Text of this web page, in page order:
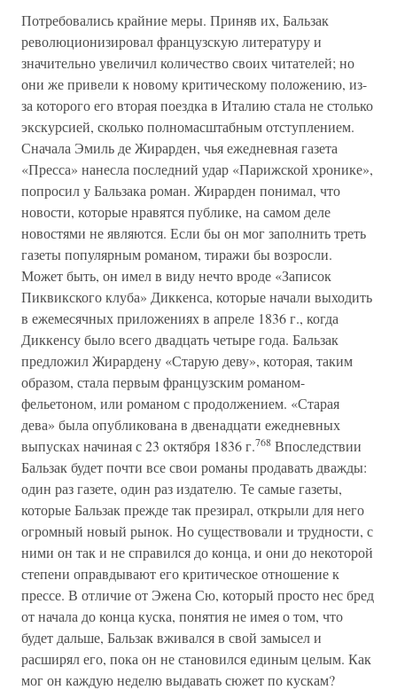
Потребовались крайние меры. Приняв их, Бальзак
революционизировал французскую литературу и
значительно увеличил количество своих читателей; но
они же привели к новому критическому положению, из-
за которого его вторая поездка в Италию стала не столько
экскурсией, сколько полномасштабным отступлением.
Сначала Эмиль де Жирарден, чья ежедневная газета
«Пресса» нанесла последний удар «Парижской хронике»,
попросил у Бальзака роман. Жирарден понимал, что
новости, которые нравятся публике, на самом деле
новостями не являются. Если бы он мог заполнить треть
газеты популярным романом, тиражи бы возросли.
Может быть, он имел в виду нечто вроде «Записок
Пиквикского клуба» Диккенса, которые начали выходить
в ежемесячных приложениях в апреле 1836 г., когда
Диккенсу было всего двадцать четыре года. Бальзак
предложил Жирардену «Старую деву», которая, таким
образом, стала первым французским романом-
фельетоном, или романом с продолжением. «Старая
дева» была опубликована в двенадцати ежедневных
выпусках начиная с 23 октября 1836 г.768 Впоследствии
Бальзак будет почти все свои романы продавать дважды:
один раз газете, один раз издателю. Те самые газеты,
которые Бальзак прежде так презирал, открыли для него
огромный новый рынок. Но существовали и трудности, с
ними он так и не справился до конца, и они до некоторой
степени оправдывают его критическое отношение к
прессе. В отличие от Эжена Сю, который просто нес бред
от начала до конца куска, понятия не имея о том, что
будет дальше, Бальзак вживался в свой замысел и
расширял его, пока он не становился единым целым. Как
мог он каждую неделю выдавать сюжет по кускам?